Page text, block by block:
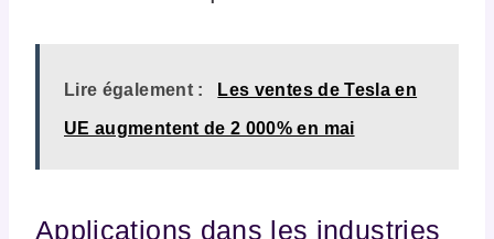
Lire également : Les ventes de Tesla en
UE augmentent de 2 000% en mai
Applications dans les industries